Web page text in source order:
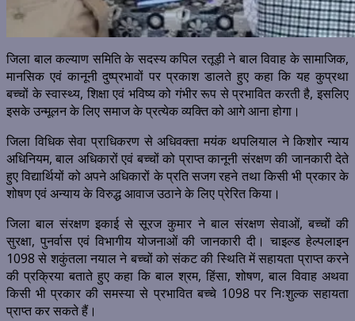
जिला बाल कल्याण समिति के सदस्य कपिल रतूड़ी ने बाल विवाह के सामाजिक,
मानसिक एवं कानूनी दुष्प्रभावों पर प्रकाश डालते हुए कहा कि यह कुप्रथा
बच्चों के स्वास्थ्य, शिक्षा एवं भविष्य को गंभीर रूप से प्रभावित करती है, इसलिए
इसके उन्मूलन के लिए समाज के प्रत्येक व्यक्ति को आगे आना होगा।
जिला विधिक सेवा प्राधिकरण से अधिवक्ता मयंक थपलियाल ने किशोर न्याय
अधिनियम, बाल अधिकारों एवं बच्चों को प्राप्त कानूनी संरक्षण की जानकारी देते
हुए विद्यार्थियों को अपने अधिकारों के प्रति सजग रहने तथा किसी भी प्रकार के
शोषण एवं अन्याय के विरुद्ध आवाज उठाने के लिए प्रेरित किया।
जिला बाल संरक्षण इकाई से सूरज कुमार ने बाल संरक्षण सेवाओं, बच्चों की
सुरक्षा, पुनर्वास एवं विभागीय योजनाओं की जानकारी दी। चाइल्ड हेल्पलाइन
1098 से शकुंतला नयाल ने बच्चों को संकट की स्थिति में सहायता प्राप्त करने
की प्रक्रिया बताते हुए कहा कि बाल श्रम, हिंसा, शोषण, बाल विवाह अथवा
किसी भी प्रकार की समस्या से प्रभावित बच्चे 1098 पर निःशुल्क सहायता
प्राप्त कर सकते हैं।